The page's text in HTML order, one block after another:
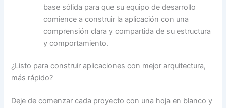
base sólida para que su equipo de desarrollo
comience a construir la aplicación con una
comprensión clara y compartida de su estructura
y comportamiento.
¿Listo para construir aplicaciones con mejor arquitectura,
más rápido?
Deje de comenzar cada proyecto con una hoja en blanco y